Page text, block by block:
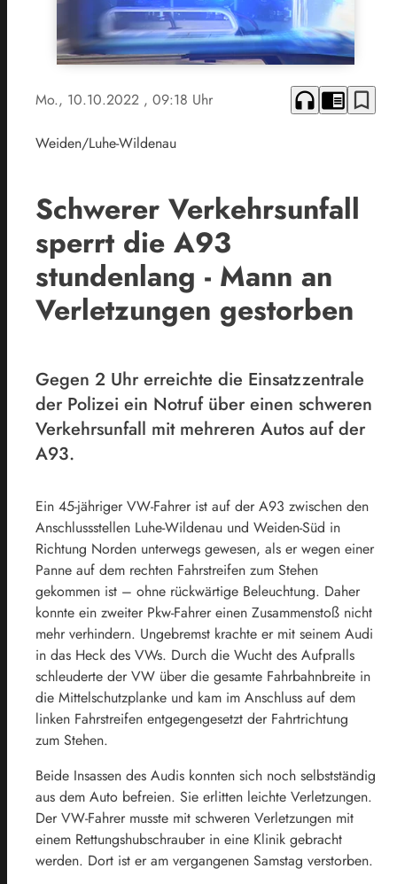
Mo., 10.10.2022 , 09:18 Uhr headphones chrome_reader_mode bookmark_border
Weiden/Luhe-Wildenau
Schwerer Verkehrsunfall
sperrt die A93
stundenlang - Mann an
Verletzungen gestorben
Gegen 2 Uhr erreichte die Einsatzzentrale
der Polizei ein Notruf über einen schweren
Verkehrsunfall mit mehreren Autos auf der
A93.
Ein 45-jähriger VW-Fahrer ist auf der A93 zwischen den
Anschlussstellen Luhe-Wildenau und Weiden-Süd in
Richtung Norden unterwegs gewesen, als er wegen einer
Panne auf dem rechten Fahrstreifen zum Stehen
gekommen ist – ohne rückwärtige Beleuchtung. Daher
konnte ein zweiter Pkw-Fahrer einen Zusammenstoß nicht
mehr verhindern. Ungebremst krachte er mit seinem Audi
in das Heck des VWs. Durch die Wucht des Aufpralls
schleuderte der VW über die gesamte Fahrbahnbreite in
die Mittelschutzplanke und kam im Anschluss auf dem
linken Fahrstreifen entgegengesetzt der Fahrtrichtung
zum Stehen.
Beide Insassen des Audis konnten sich noch selbstständig
aus dem Auto befreien. Sie erlitten leichte Verletzungen.
Der VW-Fahrer musste mit schweren Verletzungen mit
einem Rettungshubschrauber in eine Klinik gebracht
werden. Dort ist er am vergangenen Samstag verstorben.